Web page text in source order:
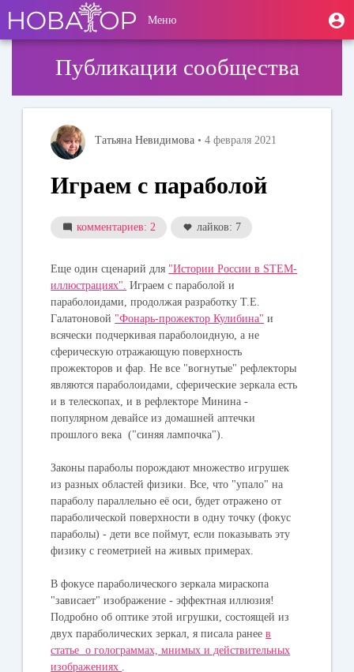
основному
содержанию
User
account
Меню
Публикации сообщества
Татьяна Невидимова • 4 февраля 2021
Играем с параболой
комментариев: 2 лайков: 7
Еще один сценарий для "Истории России в STEM-
иллюстрациях". Играем с параболой и
параболоидами, продолжая разработку Т.Е.
Галатоновой "Фонарь-прожектор Кулибина" и
всячески подчеркивая параболоидную, а не
сферическую отражающую поверхность
прожекторов и фар. Не все "вогнутые" рефлекторы
являются параболоидами, сферические зеркала есть
и в телескопах, и в рефлекторе Минина -
популярном девайсе из домашней аптечки
прошлого века ("синяя лампочка").
Законы параболы порождают множество игрушек
из разных областей физики. Все, что "упало" на
параболу параллельно её оси, будет отражено от
параболической поверхности в одну точку (фокус
параболы) - дети все поймут, если показывать эту
физику с геометрией на живых примерах.
В фокусе параболического зеркала мираскопа
"зависает" изображение - эффектная иллюзия!
Подробно об оптике этой игрушки, состоящей из
двух параболических зеркал, я писала ранеев
статье о голограммах, мнимых и действительных
изображениях